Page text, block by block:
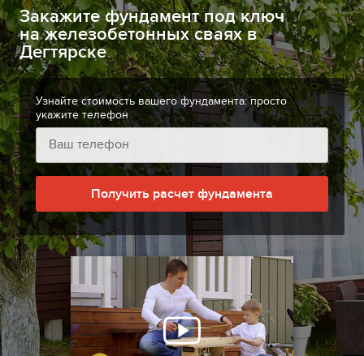
Закажите фундамент под ключ
на железобетонных сваях в
Дегтярске
Узнайте стоимость вашего фундамента: просто
укажите телефон
Получить расчет фундамента